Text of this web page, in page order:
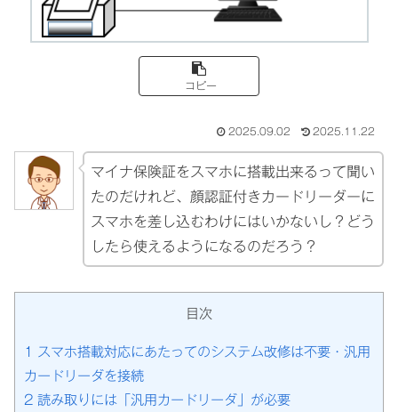
コピー
2025.09.02 2025.11.22
マイナ保険証をスマホに搭載出来るって聞い
たのだけれど、顔認証付きカードリーダーに
スマホを差し込むわけにはいかないし？どう
したら使えるようになるのだろう？
目次
1
スマホ搭載対応にあたってのシステム改修は不要・汎用
カードリーダを接続
2 読み取りには「汎用カードリーダ」が必要